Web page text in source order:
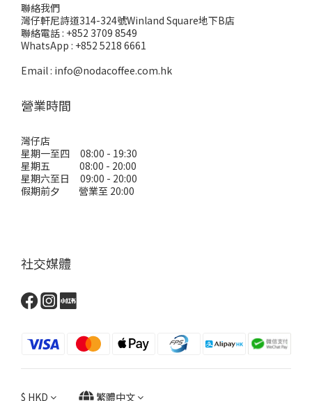
聯絡我們
灣仔軒尼詩道314-324號Winland Square地下B店
聯絡電話 : +852 3709 8549
WhatsApp : +852 5218 6661
Email : info@nodacoffee.com.hk
營業時間
灣仔店
星期一至四 08:00 - 19:30
星期五 08:00 - 20:00
星期六至日 09:00 - 20:00
假期前夕 營業至 20:00
社交媒體
$ HKD 繁體中文